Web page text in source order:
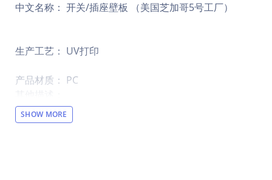
中文名称： 开关/插座壁板 （美国芝加哥5号工厂）
生产工艺： UV打印
产品材质： PC
【设计说明】全幅单面印花
【材质说明】PC材料
SHOW MORE